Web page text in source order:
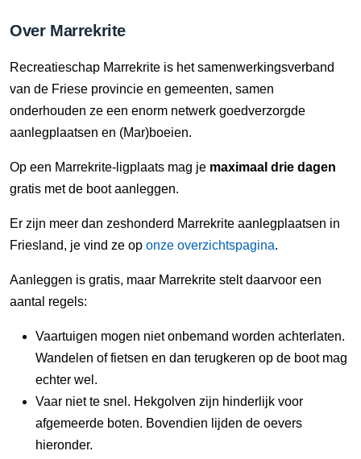
Over Marrekrite
Recreatieschap Marrekrite is het samenwerkingsverband
van de Friese provincie en gemeenten, samen
onderhouden ze een enorm netwerk goedverzorgde
aanlegplaatsen en (Mar)boeien.
Op een Marrekrite-ligplaats mag je maximaal drie dagen
gratis met de boot aanleggen.
Er zijn meer dan zeshonderd Marrekrite aanlegplaatsen in
Friesland, je vind ze op onze overzichtspagina.
Aanleggen is gratis, maar Marrekrite stelt daarvoor een
aantal regels:
Vaartuigen mogen niet onbemand worden achterlaten.
Wandelen of fietsen en dan terugkeren op de boot mag
echter wel.
Vaar niet te snel. Hekgolven zijn hinderlijk voor
afgemeerde boten. Bovendien lijden de oevers
hieronder.